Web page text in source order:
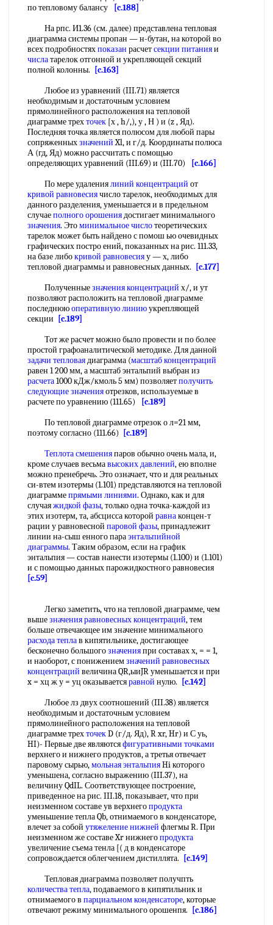
по тепловому балансу
[c.188]
На рпс. И1.36 (см. далее) представлена тепловая
диаграмма системы пропан — н-бутан, на которой во
всех подробностяхпоказан расчетсекции питанияи
числатарелок отгонной и укрепляющей секций
полной колонны.
[c.163]
Любое из уравнений (III.71) является
необходимым и достаточным условием
прямолинейного расположения на тепловой
диаграмме трехточек [х , h/,), у , Н ) и (z , Яд).
Последняя точка является полюсом для любой пары
сопряженныхзначенийXl, и г/д. Координаты полюса
А (гд, Яд) можно рассчитать с помощью
определяющих уравнений (III.69) и (III.70)
[c.166]
По мере удалениялиний концентраций от
кривой равновесиячисло тарелок, необходимых для
данного разделения, уменьшается и в предельном
случаеполного орошениядостигает минимального
значения. Этоминимальное числотеоретических
тарелок может быть найдено с помош ью очевидных
графических постро ений, показанных на рис. 111.33,
на базе либокривой равновесияу — х, либо
тепловой диаграммы и равновесных данных.
[c.177]
Полученныезначенияконцентраций х/, и ут
позволяют расположить на тепловой диаграмме
последнююоперативную линиюукрепляющей
секции
[c.189]
Тот же расчет можно было провести и по более
простой графоаналитической методике. Для данной
задачи тепловаядиаграмма (масштаб концентраций
равен 1 200 мм, а масштаб энтальпий выбран из
расчета1000 кДж/кмоль 5 мм) позволяетполучить
следующиезначенияотрезков, используемые в
расчете по уравнению (111.65)
[c.189]
По тепловой диаграмме отрезок о л=21 мм,
поэтому согласно (111.66)
[c.189]
Теплота смешенияпаров обычно очень мала, и,
кроме случаев весьмавысоких давлений, ею вполне
можно пренебречь. Это означает, что и для реальных
си-втем изотермы (1.101) представляются на тепловой
диаграммепрямыми линиями. Однако, как и для
случаяжидкой фазы, только одна точка-каждой из
этих изотерм, та, абсцисса которой равнаконцен-т
рации у равновесной паровой фазы, принадлежит
линии на-сыш енного параэнтальпийной
диаграммы. Таким образом, если на график
энтальпия — состав нанести изотермы (1.100) и (1.101)
и с помощью данных парожидкостного равновесия
[c.59]
Легко заметить, что на тепловой диаграмме, чем
вышезначенияравновесных концентраций, тем
больше отвечающее им значение минимального
расхода теплав кипятильнике, достигающее
бесконечно большогозначенияпри составах х, = = 1,
и наоборот, с понижениемзначений равновесных
концентраций величина QR,ыиJR уменьшается и при
x = хц ж у = уц оказываетсяравной нулю.
[c.142]
Любое лз двух соотношений (III.38) является
необходимым и достаточным условием
прямолинейного расположения на тепловой
диаграмме трехточекD (г/д. Яд), R xr, Hr) и С уь,
HI)- Первые две являютсяфигуративными точками
верхнего и нижнего продуктов, а третья отвечает
паровому сырью,мольная энтальпияHi которого
уменьшена, согласно выражению (III.37), на
величину QdIL. Соответствующее построение,
приведенное на рис. III.18, показывает, что при
неизменном составе ув верхнегопродукта
уменьшение тепла Qb, отнимаемого в конденсаторе,
влечет за собой утяжелениенижней флегмы R. При
неизменном же составе Xr нижнегопродукта
увеличение съема тенла [( д в конденсаторе
сопровождается облегчением дистиллята.
[c.149]
Тепловая диаграмма позволяет получпть
количества тепла, подаваемого в кипятильник и
отнимаемого в парциальном конденсаторе, которые
отвечают режиму минимального орошенпя.
[c.186]